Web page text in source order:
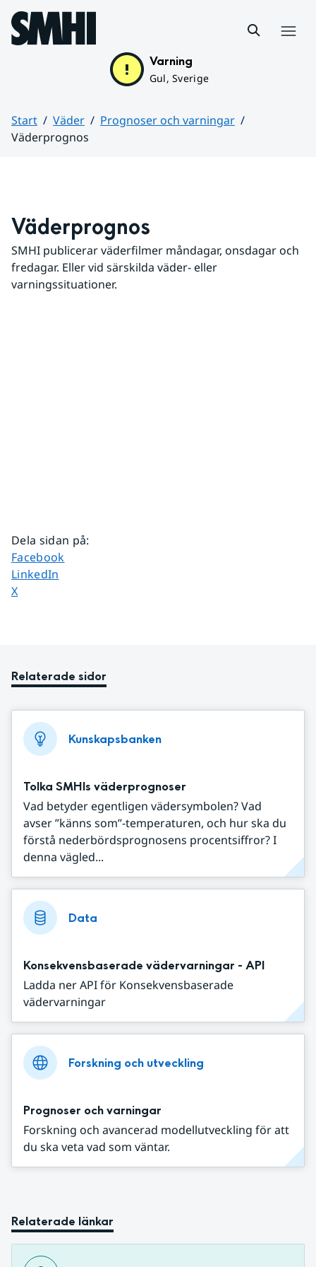
Hoppa till sidans innehåll
Varning
Gul, Sverige
Start Väder
Prognoser och varningar
Väderprognos
Väderprognos
SMHI publicerar väderfilmer måndagar, onsdagar och
fredagar. Eller vid särskilda väder- eller
varningssituationer.
Dela sidan på:
Dela sidan på
Facebook
Dela sidan på
LinkedIn
Dela sidan på
X
Relaterade sidor
Kunskapsbanken
Tolka SMHIs väderprognoser
Vad betyder egentligen vädersymbolen? Vad
avser ”känns som”-temperaturen, och hur ska du
förstå nederbördsprognosens procentsiffror? I
denna vägled...
Data
Konsekvensbaserade vädervarningar - API
Ladda ner API för Konsekvensbaserade
vädervarningar
Forskning och utveckling
Prognoser och varningar
Forskning och avancerad modellutveckling för att
du ska veta vad som väntar.
Relaterade länkar